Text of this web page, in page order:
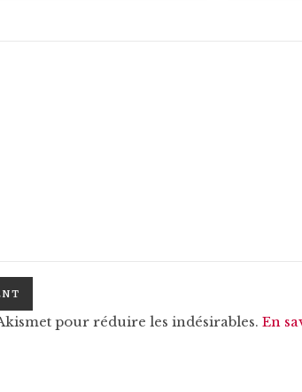
pour réduire les indésirables. En